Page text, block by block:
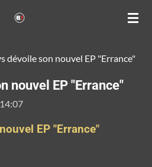
dévoile son nouvel EP "Errance"
nouvel EP "Errance"
EP "Errance"